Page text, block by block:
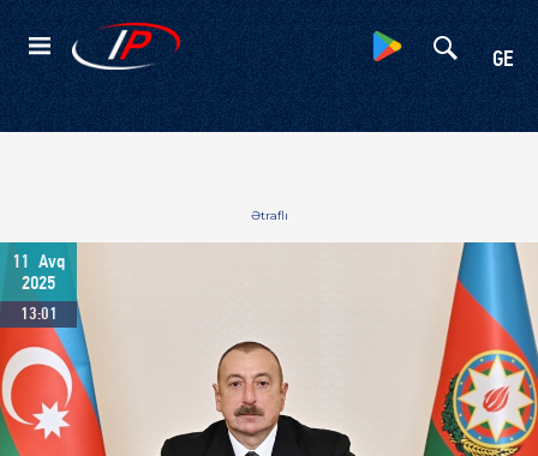
GE
Kateqoriyalar
Ətraflı
11
Avq
2025
13:01